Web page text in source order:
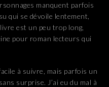
manquent parfois
qui se dévoile lentement,
est un peu trop long,
pour roman lecteurs qui
à suivre, mais parfois un
surprise. J’ai eu du mal à